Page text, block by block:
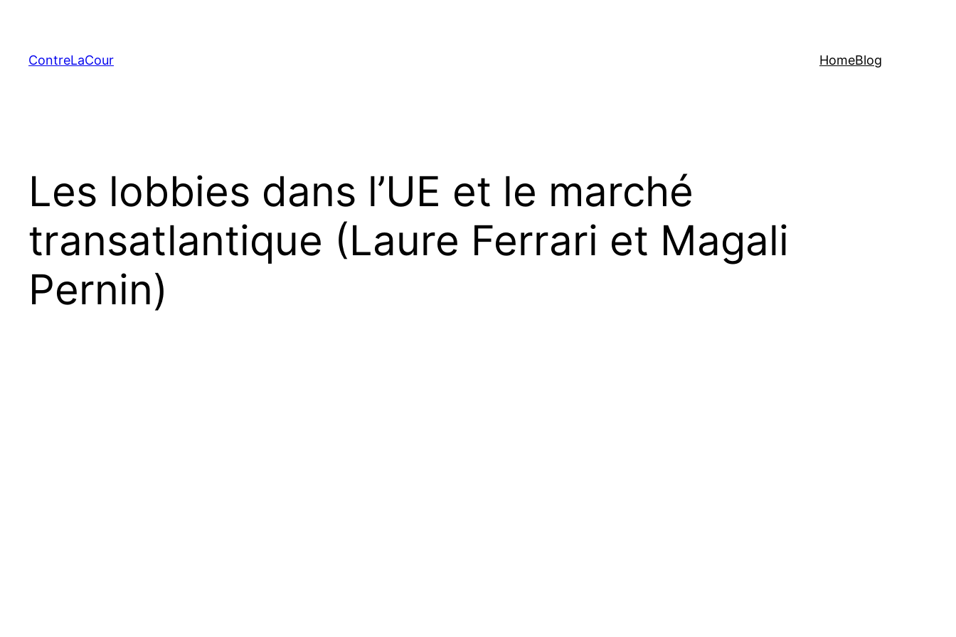
contenu
ContreLaCour HomeBlog
Les lobbies dans l’UE et le marché
transatlantique (Laure Ferrari et Magali
Pernin)